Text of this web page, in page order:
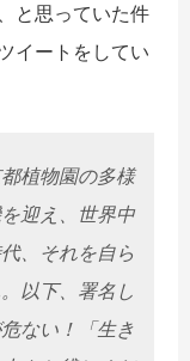
と思っていた件
イートをしてい
植物園の多様
迎え、世界中
、それを自ら
以下、署名し
ない！「生き